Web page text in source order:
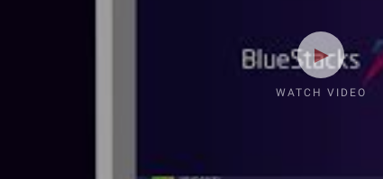
WATCH VIDEO